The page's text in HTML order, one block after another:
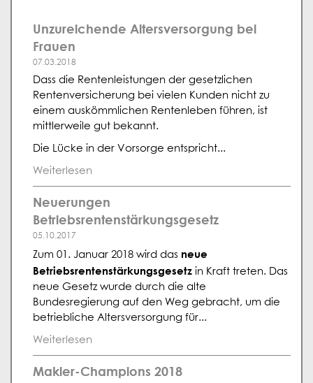
Unzureichende Altersversorgung bei
Frauen
07.03.2018
Dass die Rentenleistungen der gesetzlichen
Rentenversicherung bei vielen Kunden nicht zu
einem auskömmlichen Rentenleben führen, ist
mittlerweile gut bekannt.
Die Lücke in der Vorsorge entspricht...
Weiterlesen
Neuerungen
Betriebsrentenstärkungsgesetz
05.10.2017
Zum 01. Januar 2018 wird das neue
Betriebsrentenstärkungsgesetz in Kraft treten. Das
neue Gesetz wurde durch die alte
Bundesregierung auf den Weg gebracht, um die
betriebliche Altersversorgung für...
Weiterlesen
Makler-Champions 2018